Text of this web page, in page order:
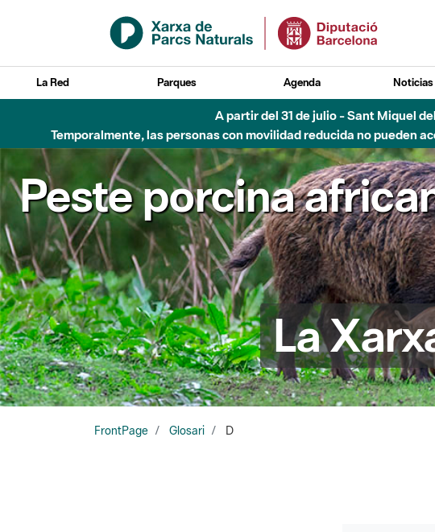
Saltar al contenido principal
La Red Parques Agenda Noticias
A partir del 31 de julio - Sant Miquel
Temporalmente, las personas con movilidad reducida no pueden
Peste porcina
La
FrontPage Glosari D